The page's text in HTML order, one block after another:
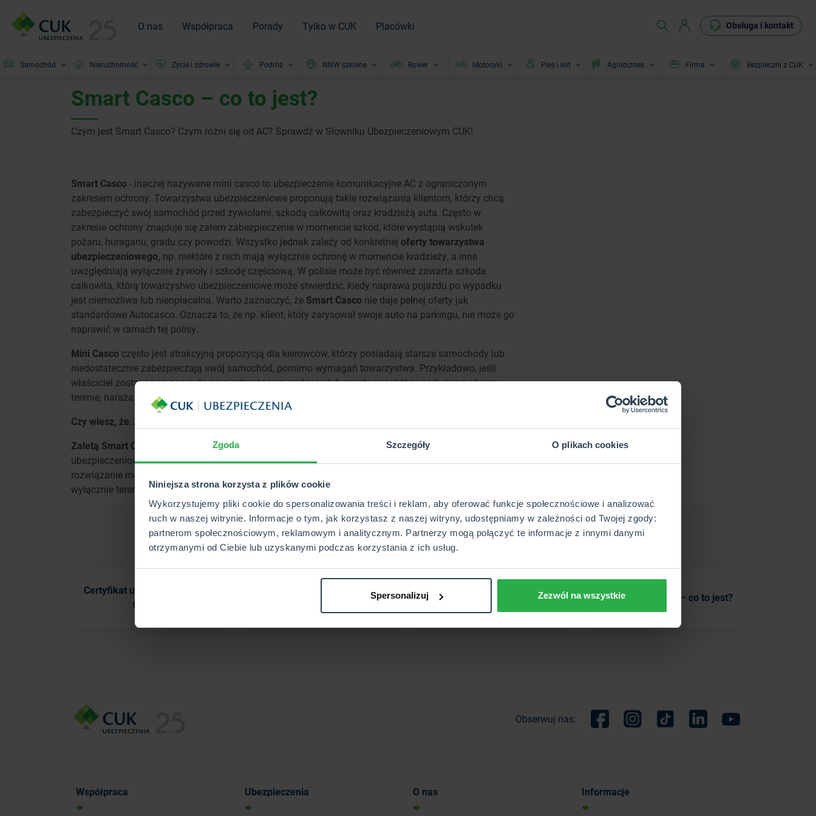
Zgoda Szczegóły O plikach cookies
Niniejsza strona korzysta z plików cookie
Wykorzystujemy pliki cookie do spersonalizowania treści i reklam, aby oferować funkcje społecznościowe i analizować
ruch w naszej witrynie. Informacje o tym, jak korzystasz z naszej witryny, udostępniamy w zależności od Twojej zgody:
partnerom społecznościowym, reklamowym i analitycznym. Partnerzy mogą połączyć te informacje z innymi danymi
otrzymanymi od Ciebie lub uzyskanymi podczas korzystania z ich usług.
Spersonalizuj Zezwól na wszystkie
O nas Współpraca Porady Tylko w CUK Placówki Obsługa i kontakt
Samochód Nieruchomość Życie i zdrowie Podróż NNW szkolne Rower Motocykl Pies i kot Agrobiznes Firma Bezpieczni z CUK
Smart Casco – co to jest?
Czym jest Smart Casco? Czym różni się od AC? Sprawdź w Słowniku Ubezpieczeniowym CUK!
Smart Casco- inaczej nazywane mini casco to ubezpieczenie komunikacyjne AC z ograniczonym
zakresem ochrony. Towarzystwa ubezpieczeniowe proponują takie rozwiązania klientom, którzy chcą
zabezpieczyć swój samochód przed żywiołami, szkodą całkowitą oraz kradzieżą auta. Często w
zakresie ochrony znajduje się zatem zabezpieczenie w momencie szkód, które wystąpią wskutek
pożaru, huraganu, gradu czy powodzi. Wszystko jednak zależy od konkretnej oferty towarzystwa
ubezpieczeniowego, np. niektóre z nich mają wyłącznie ochronę w momencie kradzieży, a inne
uwzględniają wyłącznie żywioły i szkodę częściową. W polisie może być również zawarta szkoda
całkowita, którą towarzystwo ubezpieczeniowe może stwierdzić, kiedy naprawa pojazdu po wypadku
jest niemożliwa lub nieopłacalna. Warto zaznaczyć, że Smart Casco nie daje pełnej oferty jak
standardowe Autocasco. Oznacza to, że np. klient, który zarysował swoje auto na parkingu, nie może go
naprawić w ramach tej polisy.
Mini Casco często jest atrakcyjną propozycją dla kierowców, którzy posiadają starsze samochody lub
niedostatecznie zabezpieczają swój samochód, pomimo wymagań towarzystwa. Przykładowo, jeśli
właściciel zostawia co noc auto na niestrzeżonym parkingu lub często wyjeżdża i parkuje na obcym
terenie, naraża je na niebezpieczeństwo. Wtedy
Czy wiesz, że...
Zaletą Smart Casco
jest niższa cena, w porównaniu z pełnym Autocasco. Towarzystwa
ubezpieczeniowe często też nie wymagają udziału własnego w czasie likwidacji szkody. Jednak takie
rozwiązanie ma też
wyłącznie terenu Polski i Europy.
Sprawdź powiązane hasła
Certyfikat ubezpieczenia – co
to jest?
Ogólne Warunki
Ubezpieczenia (OWU) – czym
są?
Kradzież z włamaniem – co to
Doubezpieczenie – co to jest?
Obserwuj nas:
Współpraca Ubezpieczenia O nas Informacje